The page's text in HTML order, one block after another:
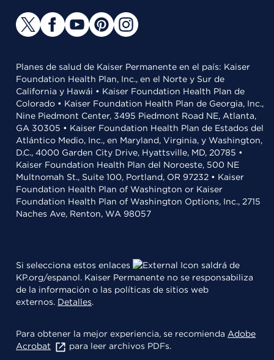
Planes de salud de Kaiser Permanente en el país: Kaiser
Foundation Health Plan, Inc., en el Norte y Sur de
California y Hawái • Kaiser Foundation Health Plan de
Colorado • Kaiser Foundation Health Plan de Georgia, Inc.,
Nine Piedmont Center, 3495 Piedmont Road NE, Atlanta,
GA 30305 • Kaiser Foundation Health Plan de Estados del
Atlántico Medio, Inc., en Maryland, Virginia, y Washington,
D.C., 4000 Garden City Drive, Hyattsville, MD, 20785 •
Kaiser Foundation Health Plan del Noroeste, 500 NE
Multnomah St., Suite 100, Portland, OR 97232 • Kaiser
Foundation Health Plan of Washington or Kaiser
Foundation Health Plan of Washington Options, Inc., 2715
Naches Ave, Renton, WA 98057
Si selecciona estos enlaces
saldrá de
KP.org/espanol. Kaiser Permanente no se responsabiliza
de la información o las políticas de sitios web
externos. Detalles.
Para obtener la mejor experiencia, se recomienda Adobe
Acrobat
para leer archivos PDFs.